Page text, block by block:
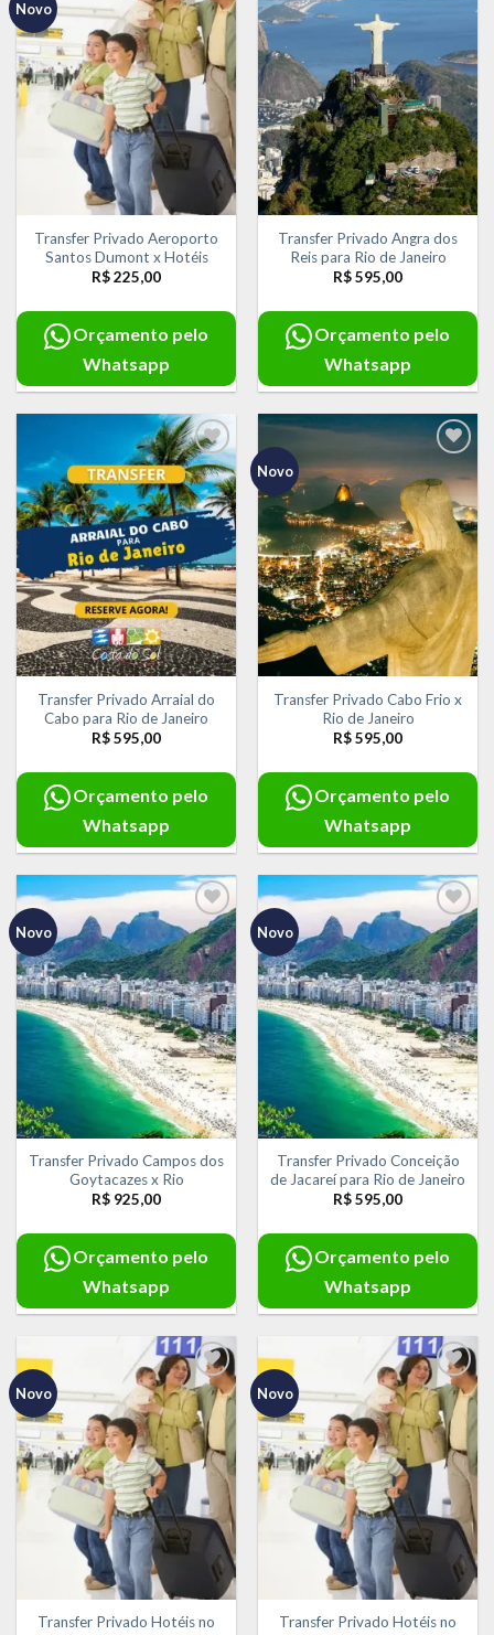
Novo
Adicionar
aos meus
desejos
Transfer Privado Aeroporto
Santos Dumont x Hotéis
R$225,00
Orçamento pelo
Whatsapp
aos meus
desejos
Transfer Privado Angra dos
Reis para Rio de Janeiro
R$595,00
Orçamento pelo
Whatsapp
Adicionar
aos meus
Transfer Privado Arraial do
Cabo para Rio de Janeiro
R$595,00
Orçamento pelo
Whatsapp
Novo
Adicionar
aos meus
desejos
Transfer Privado Cabo Frio x
Rio de Janeiro
R$595,00
Orçamento pelo
Whatsapp
Novo
Adicionar
aos meus
desejos
Transfer Privado Campos dos
Goytacazes x Rio
R$ 925,00
Orçamento pelo
Whatsapp
Novo
Adicionar
aos meus
desejos
Transfer Privado Conceição
de Jacareí para Rio de Janeiro
R$595,00
Orçamento pelo
Whatsapp
Novo
Adicionar
aos meus
desejos
Transfer Privado Hotéis no
Novo
Adicionar
aos meus
desejos
Transfer Privado Hotéis no